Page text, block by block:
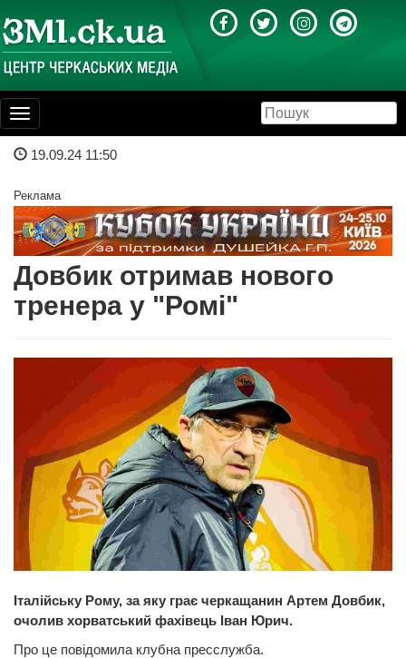
Toggle
navigation
19.09.24 11:50
Реклама
Довбик отримав нового
тренера у "Ромі"
Італійську Рому, за яку грає черкащанин Артем Довбик,
очолив хорватський фахівець Іван Юрич.
Про це повідомила клубна пресслужба.